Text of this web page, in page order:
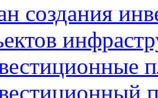
создания